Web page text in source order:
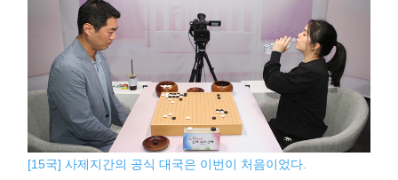
[15국] 사제지간의 공식 대국은 이번이 처음이었다.